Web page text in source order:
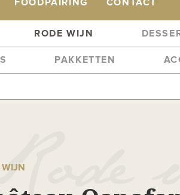
FOODPAIRING CONTACT
RODE WIJN
PAKKETTEN
WIJN